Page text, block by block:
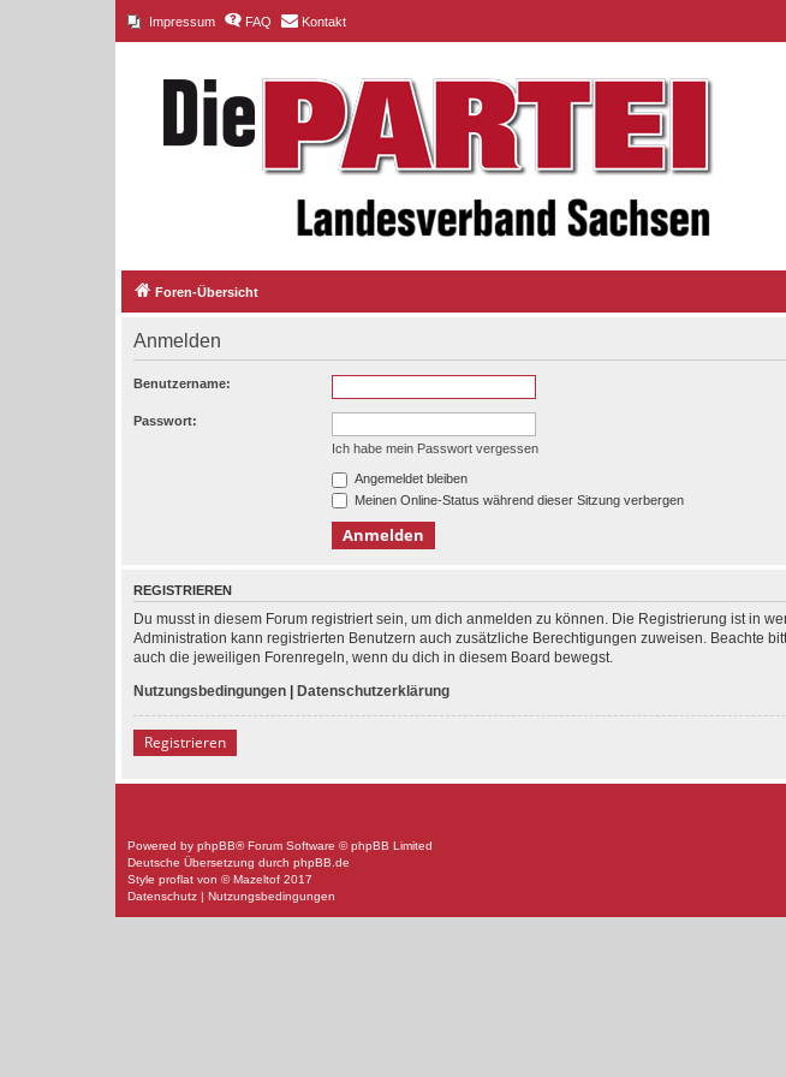
Impressum FAQ Kontakt
Foren-Übersicht
Anmelden
Benutzername:
Passwort:
Ich habe mein Passwort vergessen
Angemeldet bleiben
Meinen Online-Status während dieser Sitzung verbergen
REGISTRIEREN
Du musst in diesem Forum registriert sein, um dich anmelden zu können. Die Registrierung ist in
Administration kann registrierten Benutzern auch zusätzliche Berechtigungen zuweisen. Beachte
auch die jeweiligen Forenregeln, wenn du dich in diesem Board bewegst.
Nutzungsbedingungen | Datenschutzerklärung
Registrieren
Powered by phpBB® Forum Software © phpBB Limited
Deutsche Übersetzung durch phpBB.de
Style proflat von ©Mazeltof 2017
Datenschutz | Nutzungsbedingungen